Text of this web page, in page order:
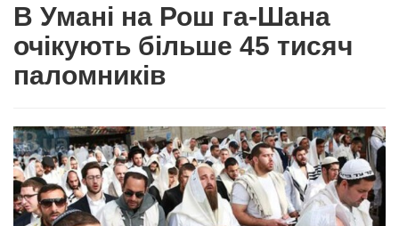
В Умані на Рош га-Шана
очікують більше 45 тисяч
паломників